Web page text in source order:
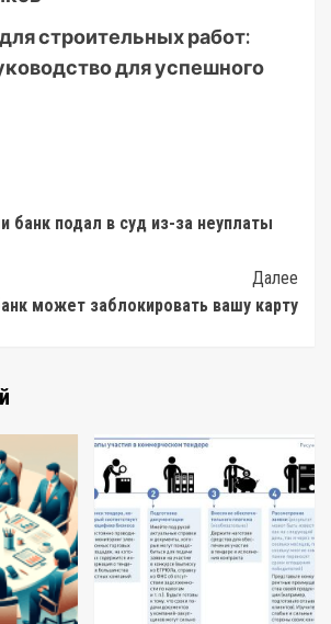
строительных работ:
для успешного
банк подал в суд из-за неуплаты
Далее
может заблокировать вашу карту